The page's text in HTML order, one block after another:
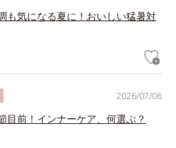
も気になる夏に！おいしい猛暑対
2026/07/06
目前！インナーケア、何選ぶ？